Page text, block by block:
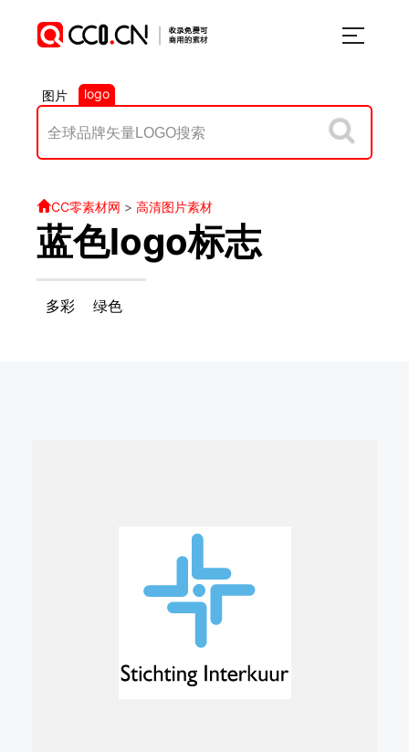
图片 logo
CC零素材网 > 高清图片素材
蓝色logo标志
多彩 绿色